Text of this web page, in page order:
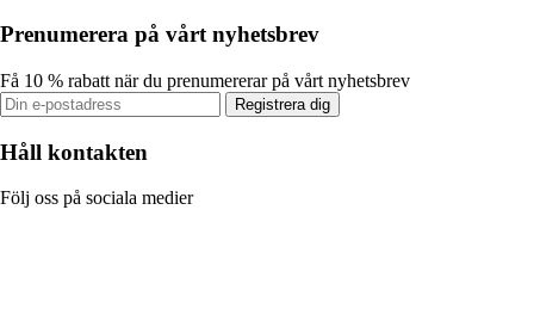
Prenumerera på vårt nyhetsbrev
Få 10 % rabatt när du prenumererar på vårt nyhetsbrev
Registrera dig
Håll kontakten
Följ oss på sociala medier